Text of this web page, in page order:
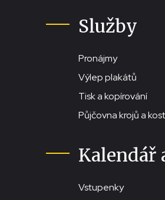
Služby
Pronájmy
Výlep plakátů
Tisk a kopírování
Půjčovna krojů a
Kalendář
Vstupenky